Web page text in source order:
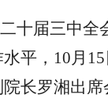
十届三中
平， 10月
长罗湘出 席